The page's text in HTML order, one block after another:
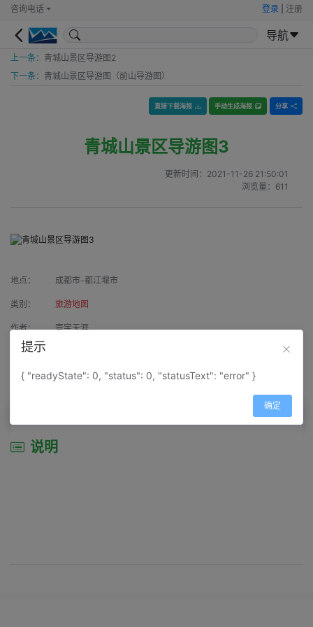
咨询电话 登录 注册
导航
上一条： 青城山景区导游图2
下一条： 青城山景区导游图（前山导游图）
直接下载海报 手动生成海报 分享
青城山景区导游图3
更新时间： 2021-11-26 21:50:01
浏览量： 611
地点： 成都市-都江堰市
类别： 旅游地图
作者： 寰宇天涯
来源：
属性： 地图属性： 地图类型-景区导游图
说明
提示
{ "readyState": 0, "status": 0, "statusText": "error" }
确定